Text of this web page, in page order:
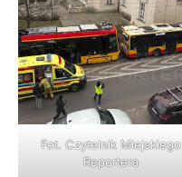
Fot. Czytelnik Miejskiego
Reportera